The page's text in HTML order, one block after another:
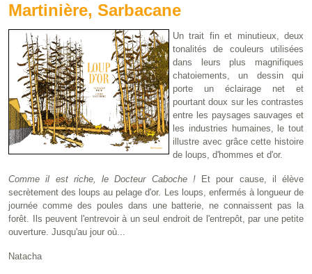
Martinière, Sarbacane
Un trait fin et minutieux, deux
tonalités de couleurs utilisées
dans leurs plus magnifiques
chatoiements, un dessin qui
porte un éclairage net et
pourtant doux sur les contrastes
entre les paysages sauvages et
les industries humaines, le tout
illustre avec grâce cette histoire
de loups, d'hommes et d'or.
Comme il est riche, le Docteur Caboche ! Et pour cause, il élève
secrètement des loups au pelage d'or. Les loups, enfermés à longueur de
journée comme des poules dans une batterie, ne connaissent pas la
forêt. Ils peuvent l'entrevoir à un seul endroit de l'entrepôt, par une petite
ouverture. Jusqu'au jour où...
Natacha